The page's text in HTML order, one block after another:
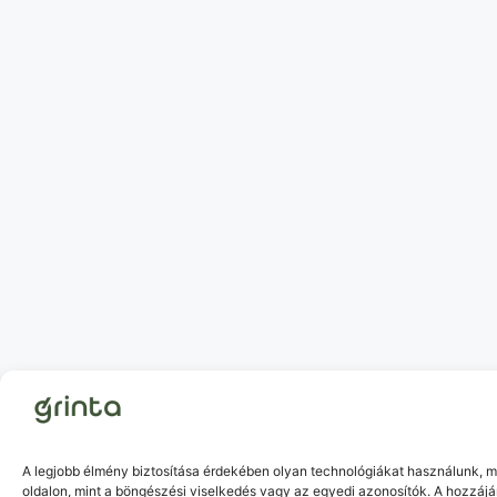
A legjobb élmény biztosítása érdekében olyan technológiákat
oldalon, mint a böngészési viselkedés vagy az egyedi azonosítók. A